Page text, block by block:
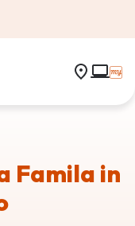
Famila in